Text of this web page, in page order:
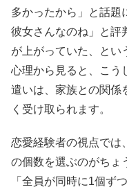
多かったから」と話題
彼女さんなのね」と評
が上がっていた、とい
心理から見ると、こう
遣いは、家族との関係
く受け取られます。
恋愛経験者の視点では
の個数を選ぶのがちょ
「全員が同時に1個ず